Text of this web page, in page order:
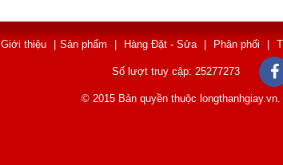
Giới thiệu | Sản phẩm | Hàng Đặt - Sửa | Phân phối |
Số lượt truy cập: 25277273
© 2015 Bản quyền thuộc